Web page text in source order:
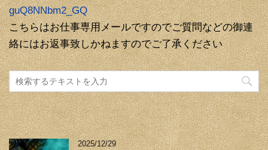
guQ8NNbm2_GQ
こちらはお仕事専用メールですのでご質問などの御連
絡にはお返事致しかねますのでご了承ください
2025/12/29